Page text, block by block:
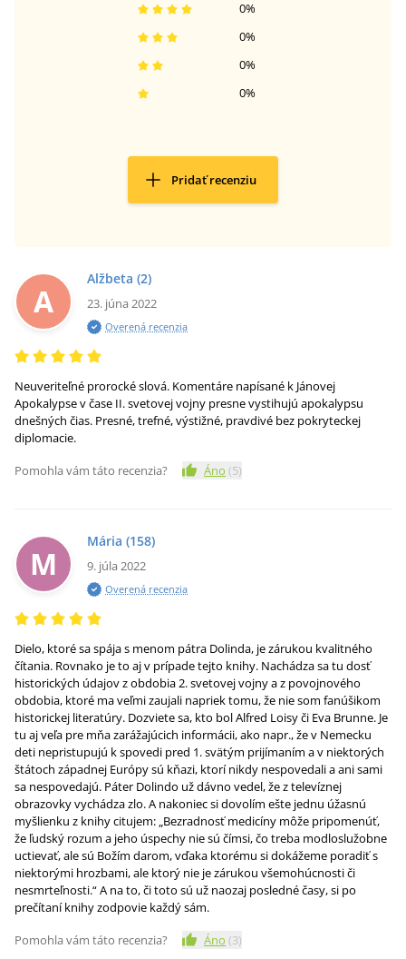
0%
0%
0%
0%
Pridať recenziu
A
Alžbeta (2)
23. júna 2022
Overená recenzia
Neuveriteľné prorocké slová. Komentáre napísané k Jánovej
Apokalypse v čase II. svetovej vojny presne vystihujú apokalypsu
dnešných čias. Presné, trefné, výstižné, pravdivé bez pokryteckej
diplomacie.
Pomohla vám táto recenzia?
Áno (5)
M
Mária (158)
9. júla 2022
Overená recenzia
Dielo, ktoré sa spája s menom pátra Dolinda, je zárukou kvalitného
čítania. Rovnako je to aj v prípade tejto knihy. Nachádza sa tu dosť
historických údajov z obdobia 2. svetovej vojny a z povojnového
obdobia, ktoré ma veľmi zaujali napriek tomu, že nie som fanúšikom
historickej literatúry. Dozviete sa, kto bol Alfred Loisy či Eva Brunne. Je
tu aj veľa pre mňa zarážajúcich informácii, ako napr., že v Nemecku
deti nepristupujú k spovedi pred 1. svätým prijímaním a v niektorých
štátoch západnej Európy sú kňazi, ktorí nikdy nespovedali a ani sami
sa nespovedajú. Páter Dolindo už dávno vedel, že z televíznej
obrazovky vychádza zlo. A nakoniec si dovolím ešte jednu úžasnú
myšlienku z knihy citujem: „Bezradnosť medicíny môže pripomenúť,
že ľudský rozum a jeho úspechy nie sú čímsi, čo treba modloslužobne
uctievať, ale sú Božím darom, vďaka ktorému si dokážeme poradiť s
niektorými hrozbami, ale ktorý nie je zárukou všemohúcnosti či
nesmrteľnosti.“ A na to, či toto sú už naozaj posledné časy, si po
prečítaní knihy zodpovie každý sám.
Pomohla vám táto recenzia?
Áno (3)